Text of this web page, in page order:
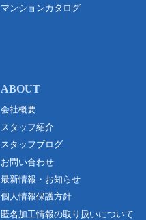
マンションカタログ
会社概要
スタッフ紹介
スタッフブログ
お問い合わせ
最新情報・お知らせ
個人情報保護方針
匿名加工情報の取り扱いについて